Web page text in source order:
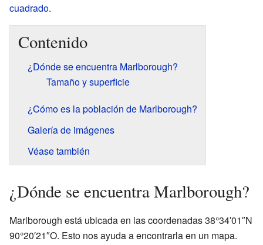
cuadrado.
Contenido
¿Dónde se encuentra Marlborough?
Tamaño y superficie
¿Cómo es la población de Marlborough?
Galería de imágenes
Véase también
¿Dónde se encuentra Marlborough?
Marlborough está ubicada en las coordenadas 38°34′01″N
90°20′21″O. Esto nos ayuda a encontrarla en un mapa.